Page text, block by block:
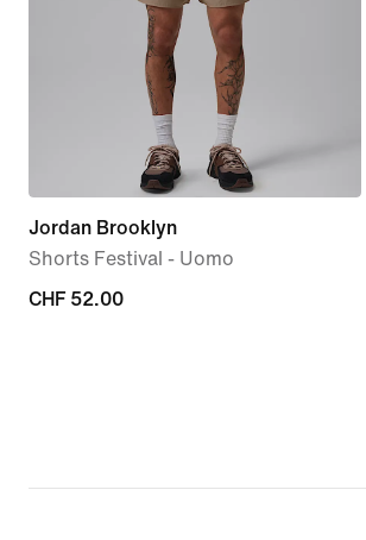
Jordan Brooklyn
Shorts Festival - Uomo
CHF
CHF 52.00